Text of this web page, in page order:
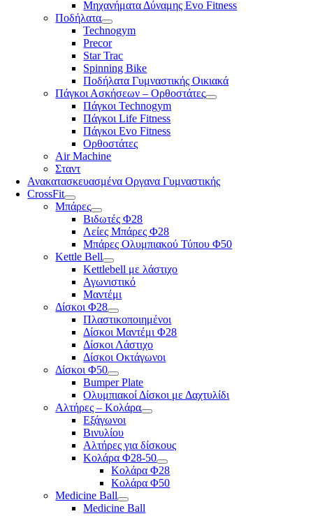
Μηχανήματα Δύναμης Evo Fitness
Ποδήλατα
Technogym
Precor
Star Trac
Spinning Bike
Ποδήλατα Γυμναστικής Οικιακά
Πάγκοι Ασκήσεων – Ορθοστάτες
Πάγκοι Technogym
Πάγκοι Life Fitness
Πάγκοι Evo Fitness
Ορθοστάτες
Air Machine
Σταντ
Ανακατασκευασμένα Οργανα Γυμναστικής
CrossFit
Μπάρες
Βιδωτές Φ28
Λείες Μπάρες Φ28
Μπάρες Ολυμπιακού Τύπου Φ50
Kettle Bell
Kettlebell με λάστιχο
Αγωνιστικό
Μαντέμι
Δίσκοι Φ28
Πλαστικοποιημένοι
Δίσκοι Μαντέμι Φ28
Δίσκοι Λάστιχο
Δίσκοι Οκτάγωνοι
Δίσκοι Φ50
Bumper Plate
Ολυμπιακοί Δίσκοι με Δαχτυλίδι
Αλτήρες – Κολάρα
Εξάγωνοι
Βινυλίου
Αλτήρες για δίσκους
Κολάρα Φ28-50
Κολάρα Φ28
Κολάρα Φ50
Medicine Ball
Medicine Ball